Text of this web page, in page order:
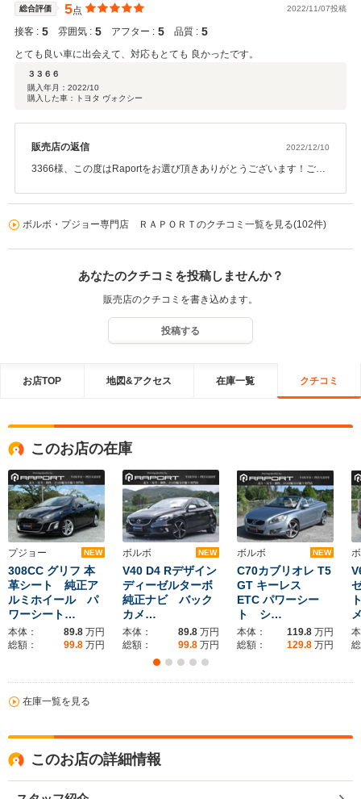
総合評価 5点 2022/11/07投稿
接客 : 5 雰囲気 : 5 アフター : 5 品質 : 5
とても良い車に出会えて、対応もとても 良かったです。
３３６６
購入年月： 2022/10
購入した車：トヨタ ヴォクシー
販売店の返信 2022/12/10
3366様、この度はRaportをお選び頂きありがとうございます！ご期
ボルボ・プジョー専門店 ＲＡＰＯＲＴのクチコミ一覧を見る(102件)
あなたのクチコミを投稿しませんか？
販売店のクチコミを書き込めます。
投稿する
お店TOP 地図&アクセス 在庫一覧 クチコミ
このお店の在庫
プジョー NEW
308CC グリフ 本
革シート 純正ア
ルミホイール パ
ワーシート…
本体： 89.8 万円
総額：
99.8 万円
ボルボ NEW
V40 D4 Rデザイン
ディーゼルターボ
純正ナビ バック
カメ…
本体： 89.8 万円
総額：
99.8 万円
ボルボ NEW
C70カブリオレ T5
GT キーレス
ETC パワーシー
ト シ…
本体： 119.8 万円
総額：
129.8 万円
在庫一覧を見る
このお店の詳細情報